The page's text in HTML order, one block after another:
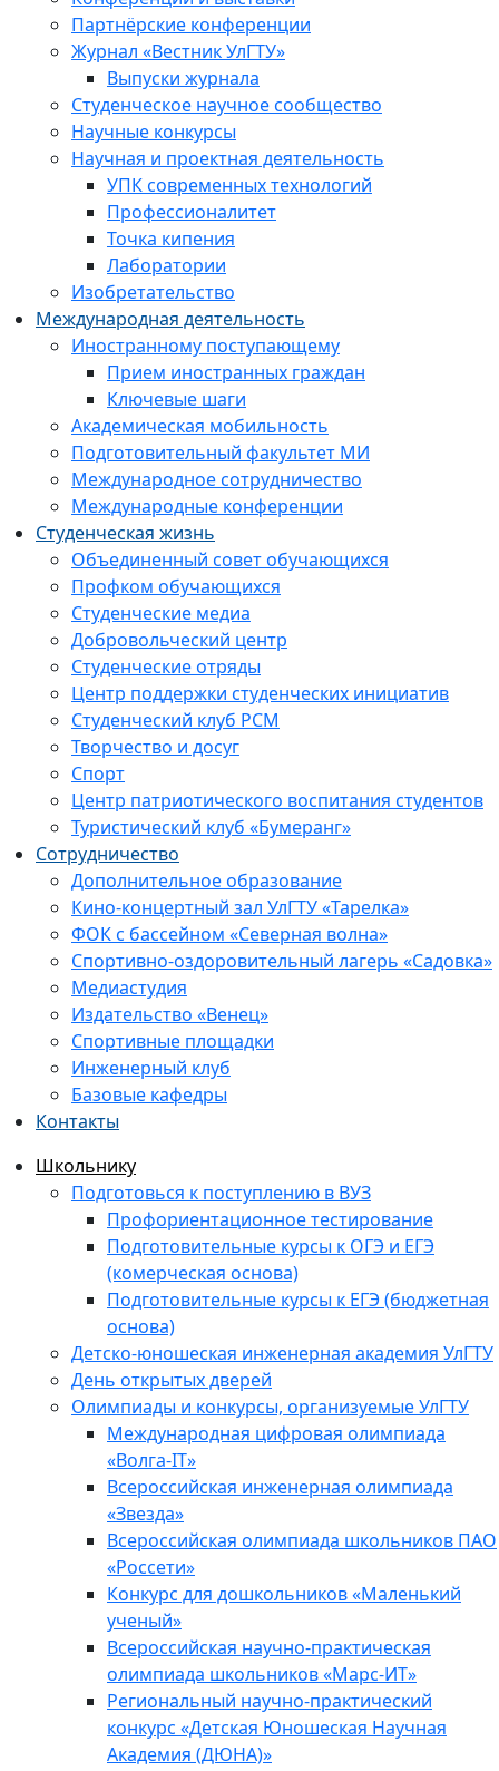
Партнёрские конференции
Журнал «Вестник УлГТУ»
Выпуски журнала
Студенческое научное сообщество
Научные конкурсы
Научная и проектная деятельность
УПК современных технологий
Профессионалитет
Точка кипения
Лаборатории
Изобретательство
Международная деятельность
Иностранному поступающему
Прием иностранных граждан
Ключевые шаги
Академическая мобильность
Подготовительный факультет МИ
Международное сотрудничество
Международные конференции
Студенческая жизнь
Объединенный совет обучающихся
Профком обучающихся
Студенческие медиа
Добровольческий центр
Студенческие отряды
Центр поддержки студенческих инициатив
Студенческий клуб РСМ
Творчество и досуг
Спорт
Центр патриотического воспитания студентов
Туристический клуб «Бумеранг»
Сотрудничество
Дополнительное образование
Кино-концертный зал УлГТУ «Тарелка»
ФОК с бассейном «Северная волна»
Спортивно-оздоровительный лагерь «Садовка»
Медиастудия
Издательство «Венец»
Спортивные площадки
Инженерный клуб
Базовые кафедры
Контакты
Школьнику
Подготовься к поступлению в ВУЗ
Профориентационное тестирование
Подготовительные курсы к ОГЭ и ЕГЭ
(комерческая основа)
Подготовительные курсы к ЕГЭ (бюджетная
основа)
Детско-юношеская инженерная академия УлГТУ
День открытых дверей
Олимпиады и конкурсы, организуемые УлГТУ
Международная цифровая олимпиада
«Волга-IT»
Всероссийская инженерная олимпиада
«Звезда»
Всероссийская олимпиада школьников ПАО
«Россети»
Конкурс для дошкольников «Маленький
ученый»
Всероссийская научно-практическая
олимпиада школьников «Марс-ИТ»
Региональный научно-практический
конкурс «Детская Юношеская Научная
Академия (ДЮНА)»